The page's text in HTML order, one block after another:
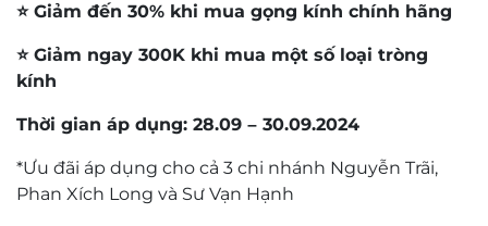
⭐️ Giảm đến 30% khi mua gọng kính chính hãng
⭐️ Giảm ngay 300K khi mua một số loại tròng
kính
Thời gian áp dụng: 28.09 – 30.09.2024
*Ưu đãi áp dụng cho cả 3 chi nhánh Nguyễn Trãi,
Phan Xích Long và Sư Vạn Hạnh